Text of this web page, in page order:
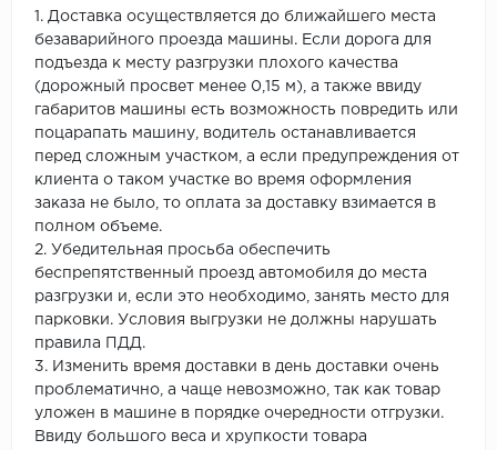
1. Доставка осуществляется до ближайшего места
безаварийного проезда машины. Если дорога для
подъезда к месту разгрузки плохого качества
(дорожный просвет менее 0,15 м), а также ввиду
габаритов машины есть возможность повредить или
поцарапать машину, водитель останавливается
перед сложным участком, а если предупреждения от
клиента о таком участке во время оформления
заказа не было, то оплата за доставку взимается в
полном объеме.
2. Убедительная просьба обеспечить
беспрепятственный проезд автомобиля до места
разгрузки и, если это необходимо, занять место для
парковки. Условия выгрузки не должны нарушать
правила ПДД.
3. Изменить время доставки в день доставки очень
проблематично, а чаще невозможно, так как товар
уложен в машине в порядке очередности отгрузки.
Ввиду большого веса и хрупкости товара